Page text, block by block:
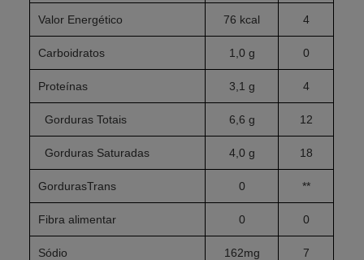
Valor Energético 76 kcal 4
Carboidratos 1,0 g 0
Proteínas 3,1 g 4
Gorduras Totais 6,6 g 12
Gorduras Saturadas 4,0 g 18
GordurasTrans 0 **
Fibra alimentar 0 0
Sódio 162mg 7